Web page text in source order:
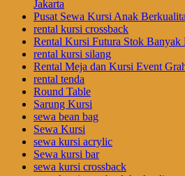
Jakarta
Pusat Sewa Kursi Anak
rental kursi crossback
Rental Kursi Futura Stok Banyak
rental kursi silang
Rental Meja dan Kursi Event
rental tenda
Round Table
Sarung Kursi
sewa bean bag
Sewa Kursi
sewa kursi acrylic
Sewa kursi bar
sewa kursi crossback